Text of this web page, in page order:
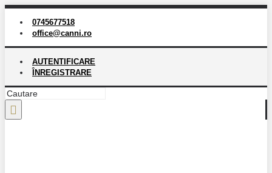
0745677518
office@canni.ro
AUTENTIFICARE
ÎNREGISTRARE